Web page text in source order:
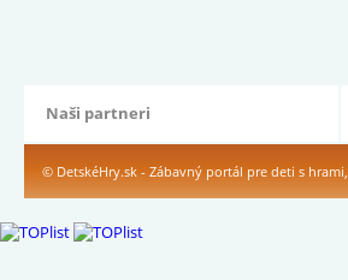
Naši partneri
© DetskéHry.sk - Zábavný portál pre deti s hrami,